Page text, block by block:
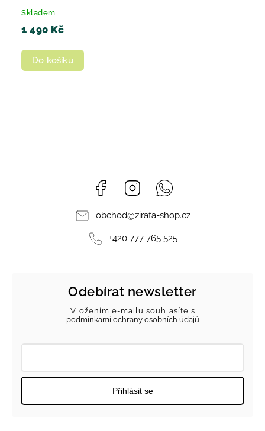
Skladem
1 490 Kč
Do košíku
Facebook Instagram
obchod@zirafa-shop.cz
+420 777 765 525
Odebírat newsletter
Vložením e-mailu souhlasíte s
podmínkami ochrany osobních údajů
Přihlásit se